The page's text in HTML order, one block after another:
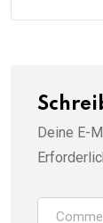
Deine E-